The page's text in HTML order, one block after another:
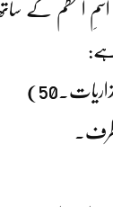
اعظم کے ساتھ
ہے:
طرف۔